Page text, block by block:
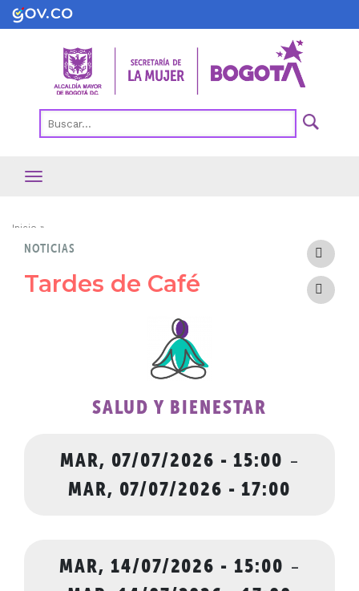
Pasar
al
Ruta
de
navegación
Inicio
NOTICIAS
Tardes de Café
SALUD Y BIENESTAR
MAR, 07/07/2026 - 15:00 -
MAR, 07/07/2026 - 17:00
MAR, 14/07/2026 - 15:00 -